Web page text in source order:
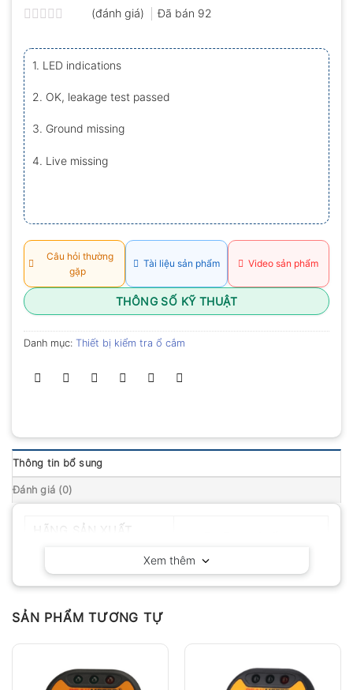
xếp
hạng
0.0
5
sao
(đánh giá) Đã bán 92
1. LED indications
2. OK, leakage test passed
3. Ground missing
4. Live missing
Câu hỏi thường
gặp
Tài liệu sản phẩm Video sản phẩm
THÔNG SỐ KỸ THUẬT
Danh mục: Thiết bị kiểm tra ổ cắm
Thông tin bổ sung
Đánh giá (0)
Xem thêm
SẢN PHẨM TƯƠNG TỰ